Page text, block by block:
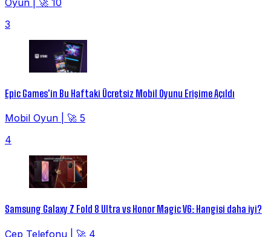
3
Epic Games'in Bu Haftaki Ücretsiz Mobil Oyunu Erişime Açıldı
Mobil Oyun
🚀 5
4
Samsung Galaxy Z Fold 8 Ultra vs Honor Magic V6: Hangisi daha iyi?
Cep Telefonu
🚀 4